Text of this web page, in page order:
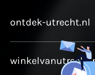
ontdek-utrecht.nl